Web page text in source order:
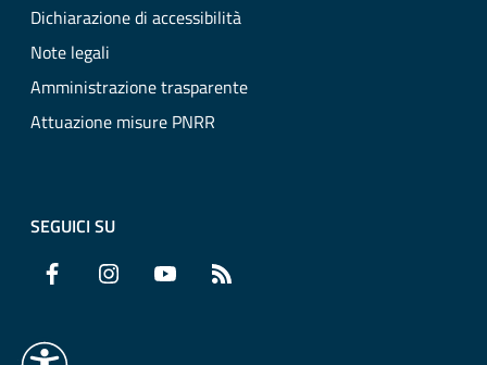
Dichiarazione di accessibilità
Note legali
Amministrazione trasparente
Attuazione misure PNRR
SEGUICI SU
Facebook Instagram YouTube